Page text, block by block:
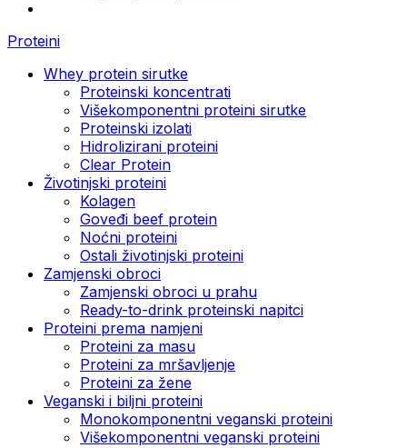
Proteini
Whey protein sirutke
Proteinski koncentrati
Višekomponentni proteini sirutke
Proteinski izolati
Hidrolizirani proteini
Clear Protein
Životinjski proteini
Kolagen
Goveđi beef protein
Noćni proteini
Ostali životinjski proteini
Zamjenski obroci
Zamjenski obroci u prahu
Ready-to-drink proteinski napitci
Proteini prema namjeni
Proteini za masu
Proteini za mršavljenje
Proteini za žene
Veganski i biljni proteini
Monokomponentni veganski proteini
Višekomponentni veganski proteini